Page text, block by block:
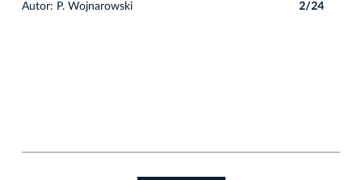
Autor: P. Wojnarowski 2/24